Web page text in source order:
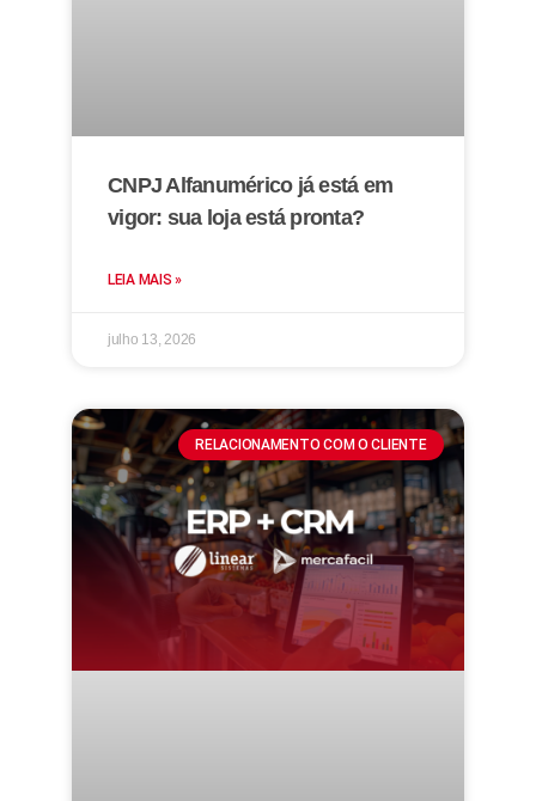
CNPJ Alfanumérico já está em
vigor: sua loja está pronta?
LEIA MAIS »
julho 13, 2026
RELACIONAMENTO COM O CLIENTE